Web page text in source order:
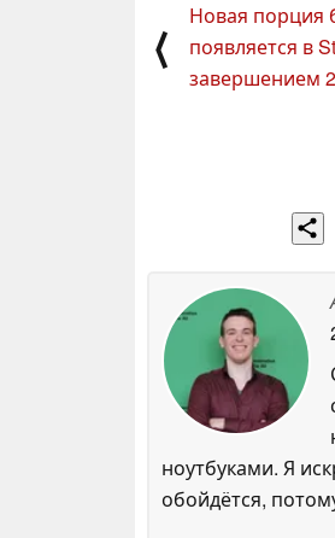
⟨
Новая порция
появляется в
завершением
ноутбуками. Я
обойдётся,